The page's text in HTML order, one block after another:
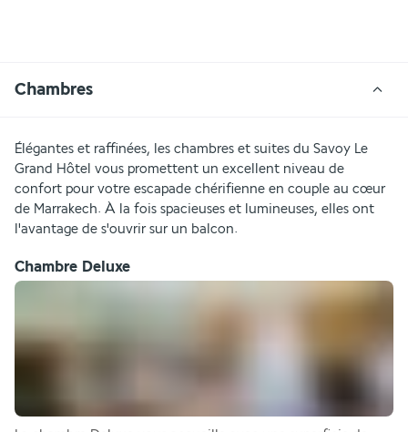
Chambres
Élégantes et raffinées, les chambres et suites du Savoy Le
Grand Hôtel vous promettent un excellent niveau de
confort pour votre escapade chérifienne en couple au cœur
de Marrakech. À la fois spacieuses et lumineuses, elles ont
l'avantage de s'ouvrir sur un balcon.
Chambre Deluxe